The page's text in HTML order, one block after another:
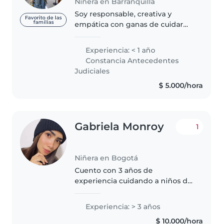
Favorito de las
familias
Soy responsable, creativa y
empática con ganas de cuidar
edad escolar. Cuento con
experiencia en necesidades
educativas especiales como
autismo, hipoacusia..
Experiencia: < 1 año
Constancia Antecedentes
Judiciales
$ 5.000/hora
Gabriela Monroy
Niñera en Bogotá
1
Cuento con 3 años de
experiencia cuidando a niños de
persona responsable, amigable y
Experiencia: > 3 años
$ 10.000/hora